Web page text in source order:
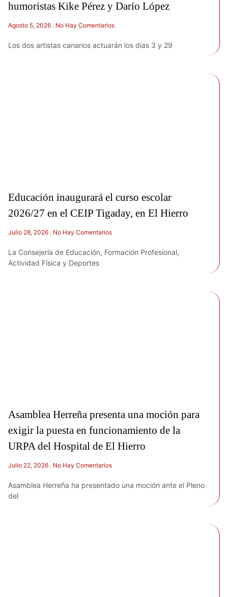
humoristas Kike Pérez y Darío López
Agosto 5, 2026 No Hay Comentarios
Los dos artistas canarios actuarán los días 3 y 29
Educación inaugurará el curso escolar
2026/27 en el CEIP Tigaday, en El Hierro
Julio 28, 2026 No Hay Comentarios
La Consejería de Educación, Formación Profesional,
Actividad Física y Deportes
Asamblea Herreña presenta una moción para
exigir la puesta en funcionamiento de la
URPA del Hospital de El Hierro
Julio 22, 2026 No Hay Comentarios
Asamblea Herreña ha presentado una moción ante el Pleno
del